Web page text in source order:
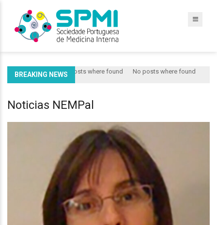
BREAKING NEWSNo posts where found No posts where found
Noticias NEMPal